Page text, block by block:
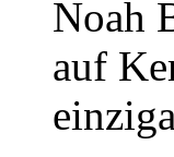
Noah
auf